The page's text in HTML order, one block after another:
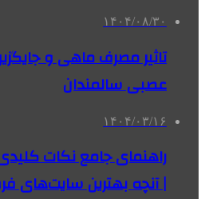
۱۴۰۴/۰۸/۳۰
تاثیر مصرف ماهی و
عصبی سالمندان
۱۴۰۴/۰۳/۱۶
راهنمای جامع نکات کلیدی
| آنچه بهترین سایت‌های